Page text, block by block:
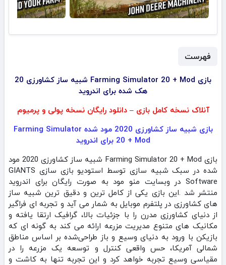
فهرست
بازی Farming Simulator 20 + Mod شبیه ساز کشاورزی 20
هک شده برای اندروید
آنلاک نسخه کامل بازی – دانلود رایگان نسخه پولی و پرمیوم
بازی شبیه ساز کشاورزی 2020 مود شده Farming Simulator
20 + Mod برای اندروید
بازی Farming Simulator 20 + Mod شبیه ساز کشاورزی 2020 مود
شده در سبک شبیه سازی توسط استودیو بازی سازی GIANTS
Software در وبسایت منو مود به صورت رایگان برای اندروید
منتشر شد .این بازی یکی از کامل‌ ترین و دقیق‌ ترین شبیه‌ ساز
های کشاورزی در پلتفرم موبایل به شمار می‌ آید و تجربه‌ ای فراگیر
از دنیای کشاورزی مدرن را با جزئیات بالا، گرافیک ارتقا یافته و
مکانیک‌ های متنوع مدیریت مزرعه ارائه می‌ کند به‌ گونه‌ ای که
بازیکن با ورود به دنیای وسیع و باز طراحی‌شده بر اساس مناطق
شمالی آمریکا، حس واقعی کنترل و توسعه یک مزرعه را در
مقیاسی وسیع تجربه خواهد کرد و این تجربه تنها به کاشت و